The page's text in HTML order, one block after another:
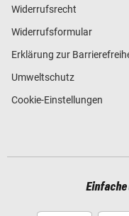
Widerrufsrecht
Widerrufsformular
Erklärung zur
Umweltschutz
Cookie-Einstellungen
Einfache